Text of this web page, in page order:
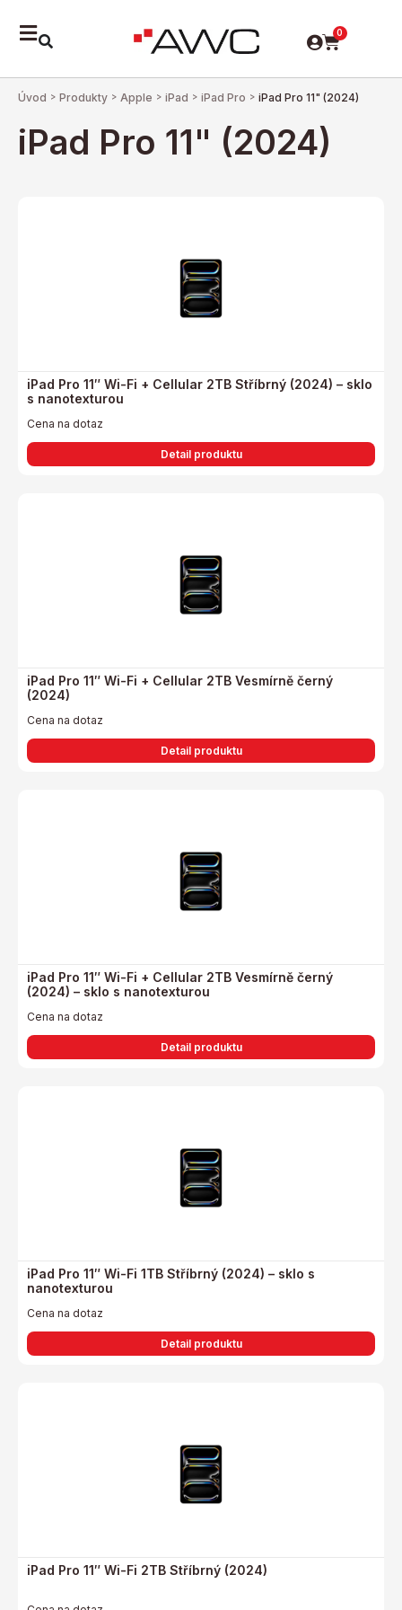
0
Úvod > Produkty > Apple > iPad > iPad Pro > iPad Pro 11" (2024)
iPad Pro 11" (2024)
iPad Pro 11″ Wi-Fi + Cellular 2TB Stříbrný (2024) – sklo
s nanotexturou
Cena na dotaz
Detail produktu
iPad Pro 11″ Wi-Fi + Cellular 2TB Vesmírně černý
(2024)
Cena na dotaz
Detail produktu
iPad Pro 11″ Wi-Fi + Cellular 2TB Vesmírně černý
(2024) – sklo s nanotexturou
Cena na dotaz
Detail produktu
iPad Pro 11″ Wi-Fi 1TB Stříbrný (2024) – sklo s
nanotexturou
Cena na dotaz
Detail produktu
iPad Pro 11″ Wi-Fi 2TB Stříbrný (2024)